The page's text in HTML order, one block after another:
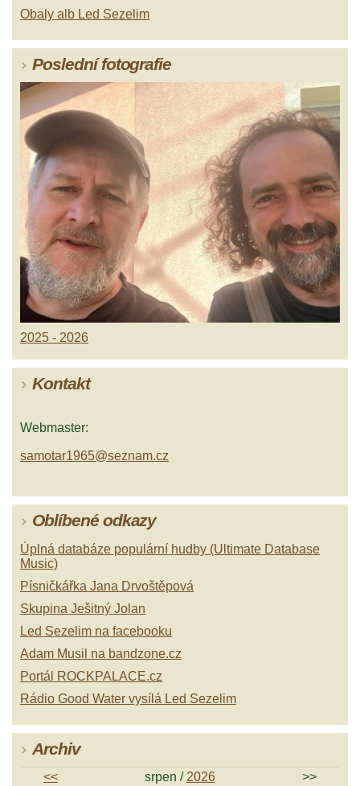
Obaly alb Led Sezelim
Poslední fotografie
2025 - 2026
Kontakt
Webmaster:
samotar1965@seznam.cz
Oblíbené odkazy
Úplná databáze populární hudby (Ultimate Database
Music)
Písničkářka Jana Drvoštěpová
Skupina Ješitný Jolan
Led Sezelim na facebooku
Adam Musil na bandzone.cz
Portál ROCKPALACE.cz
Rádio Good Water vysílá Led Sezelim
Archiv
<< srpen / 2026 >>